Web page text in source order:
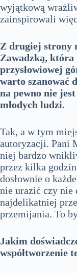
wyjątkową
zainspirowali
Z drugiej strony
Zawadzką, która
przysłowiowej
warto szanować
na pewno nie
młodych ludzi.
Tak, a w tym
autoryzacji. Pani
niej bardzo
przez kilka
dosłownie o
nie urazić czy nie
najdelikatniej
przemijania. To
Jakim
współtworzenie